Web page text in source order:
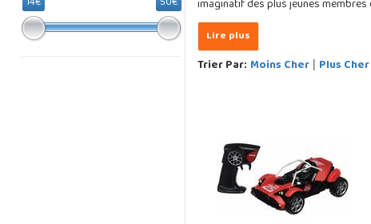
imaginatif des plus jeunes membres
Trier Par: Moins Cher| Plus Cher